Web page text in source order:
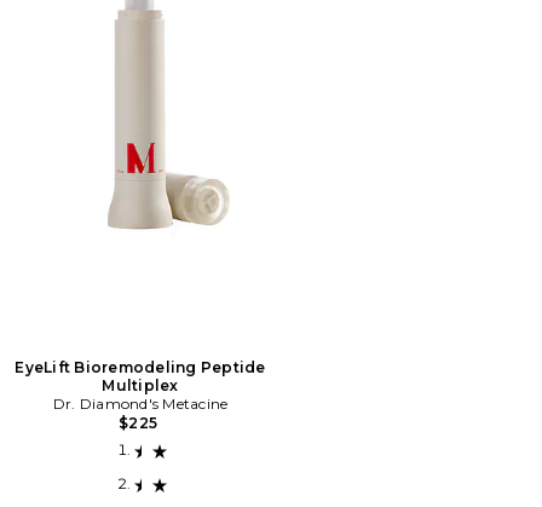
EyeLift Bioremodeling Peptide
Multiplex
Dr. Diamond's Metacine
$225